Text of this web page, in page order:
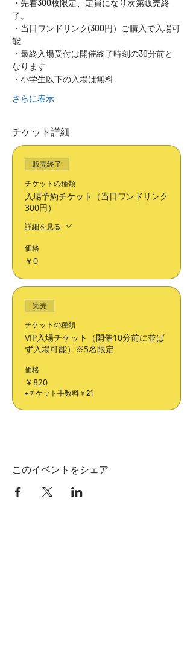
・先着300枚限定、定員になり次第販売終
了。
・当日ワンドリンク(300円）ご購入で入場可
能
・最終入場受付は開催終了時刻の30分前と
なります
・小学生以下の入場は無料
さらに表示
チケット詳細
販売終了
チケットの種類
入場予約チケット（当日ワンドリンク
300円）
詳細を見る
価格
￥0
完売
チケットの種類
VIP入場チケット（開催10分前に並ば
ず入場可能）※5名限定
価格
￥820
+チケット手数料￥21
このイベントをシェア